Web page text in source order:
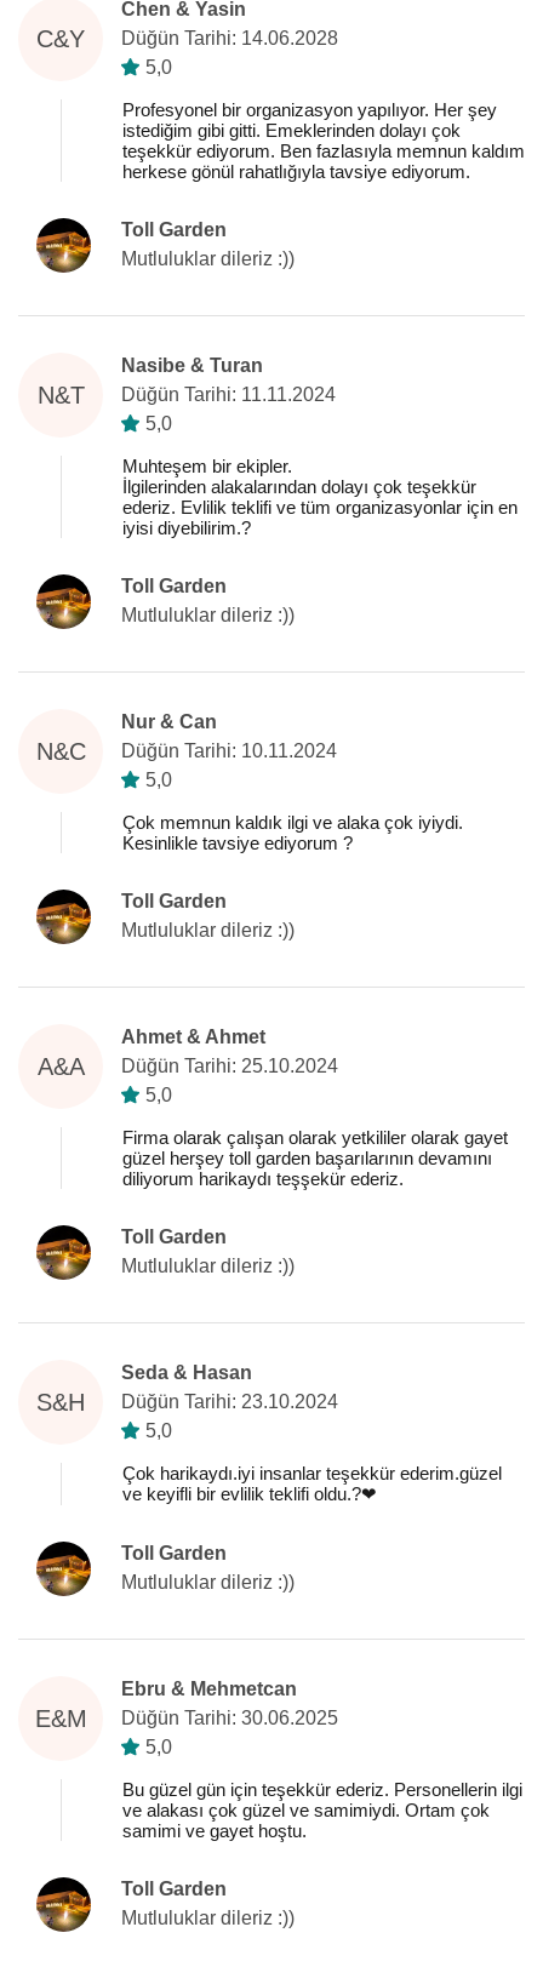
C&Y
Chen & Yasin
Düğün Tarihi: 14.06.2028
5,0
Profesyonel bir organizasyon yapılıyor. Her şey
istediğim gibi gitti. Emeklerinden dolayı çok
teşekkür ediyorum. Ben fazlasıyla memnun kaldım
herkese gönül rahatlığıyla tavsiye ediyorum.
Toll Garden
Mutluluklar dileriz :))
N&T
Nasibe & Turan
Düğün Tarihi: 11.11.2024
5,0
Muhteşem bir ekipler.
İlgilerinden alakalarından dolayı çok teşekkür
ederiz. Evlilik teklifi ve tüm organizasyonlar için en
iyisi diyebilirim.?
Toll Garden
Mutluluklar dileriz :))
N&C
Nur & Can
Düğün Tarihi: 10.11.2024
5,0
Çok memnun kaldık ilgi ve alaka çok iyiydi.
Kesinlikle tavsiye ediyorum ?
Toll Garden
Mutluluklar dileriz :))
A&A
Ahmet & Ahmet
Düğün Tarihi: 25.10.2024
5,0
Firma olarak çalışan olarak yetkililer olarak gayet
güzel herşey toll garden başarılarının devamını
diliyorum harikaydı teşşekür ederiz.
Toll Garden
Mutluluklar dileriz :))
S&H
Seda & Hasan
Düğün Tarihi: 23.10.2024
5,0
Çok harikaydı.iyi insanlar teşekkür ederim.güzel
ve keyifli bir evlilik teklifi oldu.?❤️
Toll Garden
Mutluluklar dileriz :))
E&M
Ebru & Mehmetcan
Düğün Tarihi: 30.06.2025
5,0
Bu güzel gün için teşekkür ederiz. Personellerin ilgi
ve alakası çok güzel ve samimiydi. Ortam çok
samimi ve gayet hoştu.
Toll Garden
Mutluluklar dileriz :))